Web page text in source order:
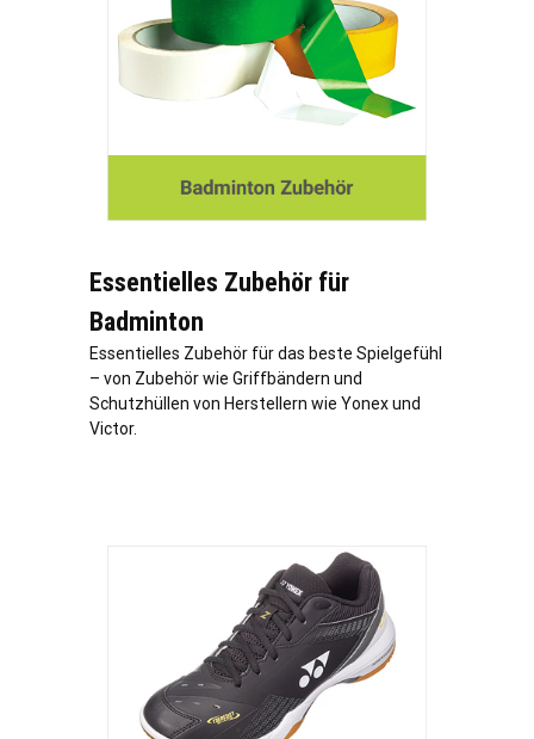
Essentielles Zubehör für
Badminton
Essentielles Zubehör für das beste Spielgefühl
– von Zubehör wie Griffbändern und
Schutzhüllen von Herstellern wie Yonex und
Victor.